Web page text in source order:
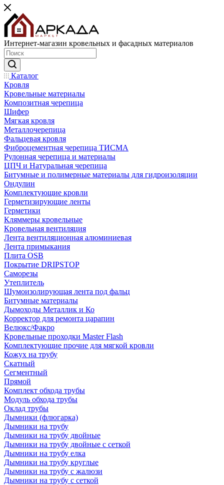
Интернет-магазин кровельных и фасадных материалов
Каталог
Кровля
Кровельные материалы
Композитная черепица
Шифер
Мягкая кровля
Металлочерепица
Фальцевая кровля
Фиброцементная черепица ТИСМА
Рулонная черепица и материалы
ЦПЧ и Натуральная черепица
Битумные и полимерные материалы для гидроизоляции
Ондулин
Комплектующие кровли
Герметизирующие ленты
Герметики
Кляммеры кровельные
Кровельная вентиляция
Лента вентиляционная алюминиевая
Лента примыкания
Плита OSB
Покрытие DRIPSTOP
Саморезы
Утеплитель
Шумоизолирующая лента под фальц
Битумные материалы
Дымоходы Металлик и Ко
Корректор для ремонта царапин
Велюкс/Факро
Кровельные проходки Master Flash
Комплектующие прочие для мягкой кровли
Кожух на трубу
Скатный
Сегментный
Прямой
Комплект обхода трубы
Модуль обхода трубы
Оклад трубы
Дымники (флюгарка)
Дымники на трубу
Дымники на трубу двoйные
Дымники на трубу двoйные с сеткой
Дымники на трубу елка
Дымники на трубу круглые
Дымники на трубу с жалюзи
Дымники на трубу с сеткой